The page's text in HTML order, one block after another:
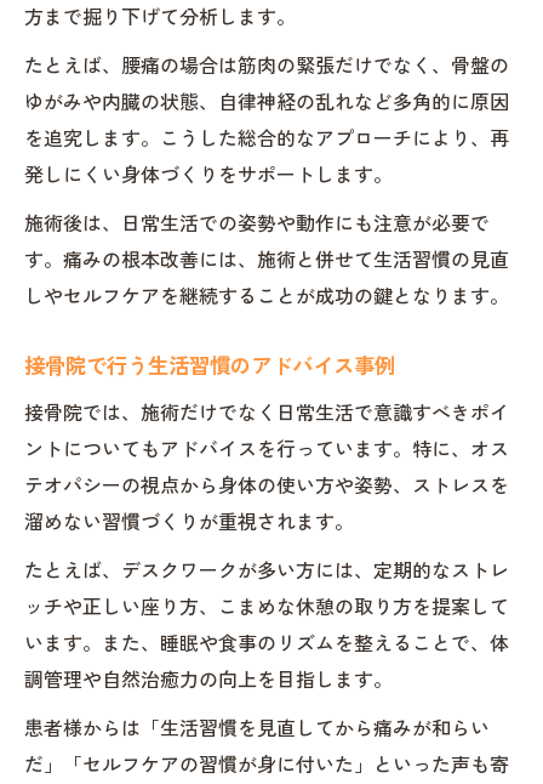
方まで掘り下げて分析します。
たとえば、腰痛の場合は筋肉の緊張だけでなく、骨盤の
ゆがみや内臓の状態、自律神経の乱れなど多角的に原因
を追究します。こうした総合的なアプローチにより、再
発しにくい身体づくりをサポートします。
施術後は、日常生活での姿勢や動作にも注意が必要で
す。痛みの根本改善には、施術と併せて生活習慣の見直
しやセルフケアを継続することが成功の鍵となります。
接骨院で行う生活習慣のアドバイス事例
接骨院では、施術だけでなく日常生活で意識すべきポイ
ントについてもアドバイスを行っています。特に、オス
テオパシーの視点から身体の使い方や姿勢、ストレスを
溜めない習慣づくりが重視されます。
たとえば、デスクワークが多い方には、定期的なストレ
ッチや正しい座り方、こまめな休憩の取り方を提案して
います。また、睡眠や食事のリズムを整えることで、体
調管理や自然治癒力の向上を目指します。
患者様からは「生活習慣を見直してから痛みが和らい
だ」「セルフケアの習慣が身に付いた」といった声も寄